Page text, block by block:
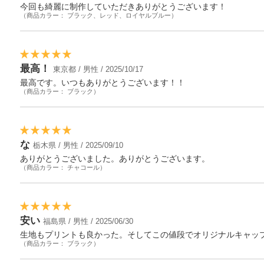
今回も綺麗に制作していただきありがとうございます！
（商品カラー： ブラック、レッド、ロイヤルブルー）
最高！ 東京都 / 男性 / 2025/10/17
最高です。いつもありがとうございます！！
（商品カラー： ブラック）
な 栃木県 / 男性 / 2025/09/10
ありがとうございました。ありがとうございます。
（商品カラー： チャコール）
安い 福島県 / 男性 / 2025/06/30
生地もプリントも良かった。そしてこの値段でオリジナルキャ
（商品カラー： ブラック）